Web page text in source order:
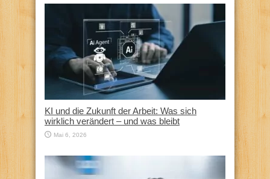
KI und die Zukunft der Arbeit: Was sich
wirklich verändert – und was bleibt
Mai 6, 2026